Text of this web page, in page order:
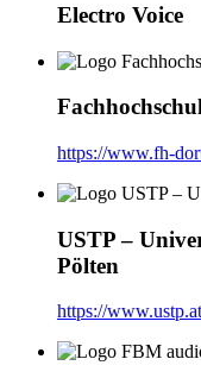
Electro Voice
https://www.fh-
USTP –
Pölten
https://